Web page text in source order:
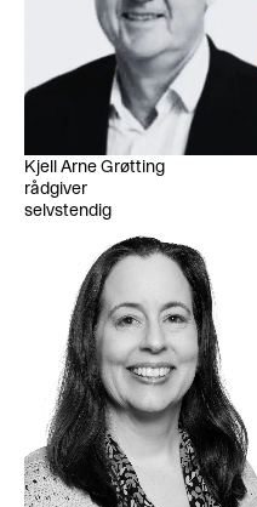
Kjell Arne Grøtting
rådgiver
selvstendig